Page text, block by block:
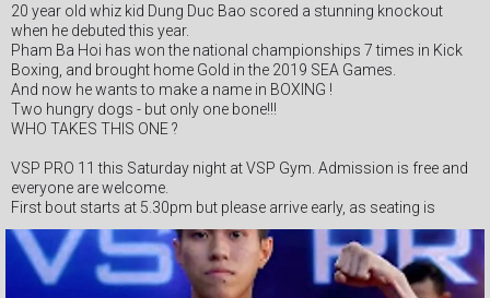
20 year old whiz kid Dung Duc Bao scored a stunning knockout
when he debuted this year.
Pham Ba Hoi has won the national championships 7 times in Kick
Boxing, and brought home Gold in the 2019 SEA Games.
And now he wants to make a name in BOXING !
Two hungry dogs - but only one bone!!!
WHO TAKES THIS ONE ?
VSP PRO 11 this Saturday night at VSP Gym. Admission is free and
everyone are welcome.
First bout starts at 5.30pm but please arrive early, as seating is
limited.
#vietnamboxingorganization #vspboxing #VSPPromotions
#Webthethao #quickom #boxingvietnam #vsppro